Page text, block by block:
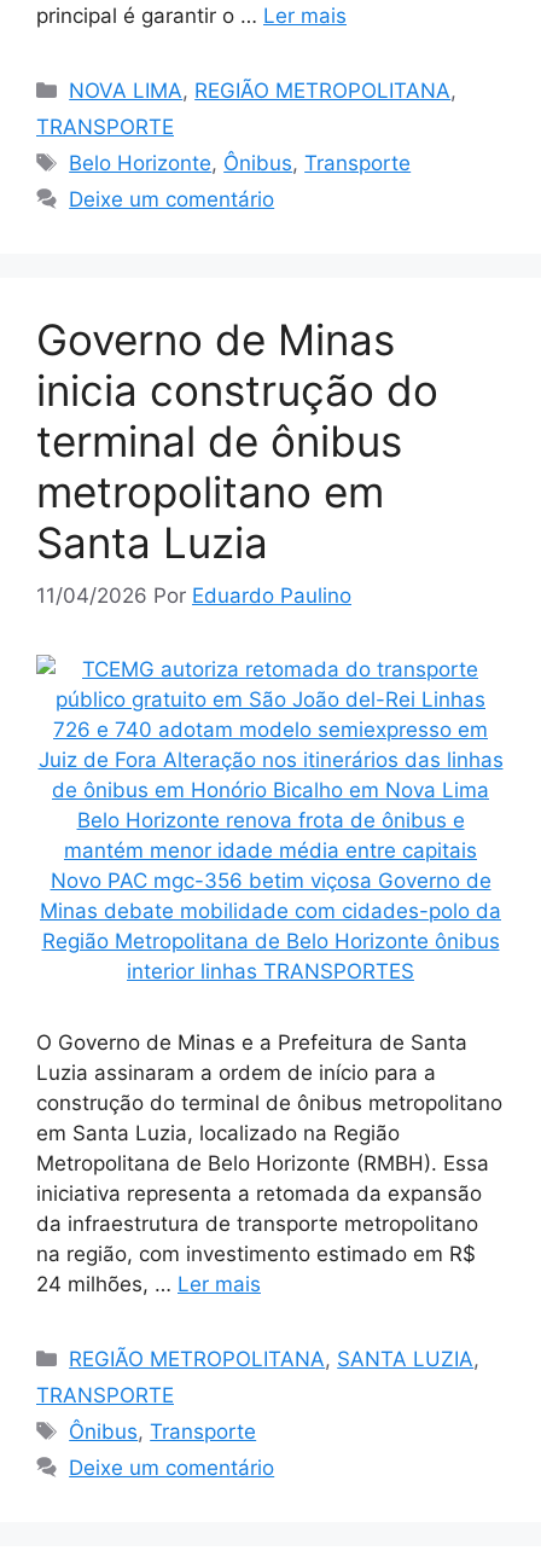
principal é garantir o … Ler mais
Categorias
NOVA LIMA, REGIÃO METROPOLITANA,
TRANSPORTE
Tags
Belo Horizonte, Ônibus,Transporte
Deixe um comentário
Governo de Minas
inicia construção do
terminal de ônibus
metropolitano em
Santa Luzia
11/04/2026 Por Eduardo Paulino
O Governo de Minas e a Prefeitura de Santa
Luzia assinaram a ordem de início para a
construção do terminal de ônibus metropolitano
em Santa Luzia, localizado na Região
Metropolitana de Belo Horizonte (RMBH). Essa
iniciativa representa a retomada da expansão
da infraestrutura de transporte metropolitano
na região, com investimento estimado em R$
24 milhões, … Ler mais
Categorias
REGIÃO METROPOLITANA, SANTA LUZIA,
TRANSPORTE
Tags
Ônibus,Transporte
Deixe um comentário